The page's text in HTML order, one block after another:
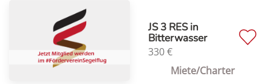
JS 3 RES in
Bitterwasser
330€
Miete/Charter